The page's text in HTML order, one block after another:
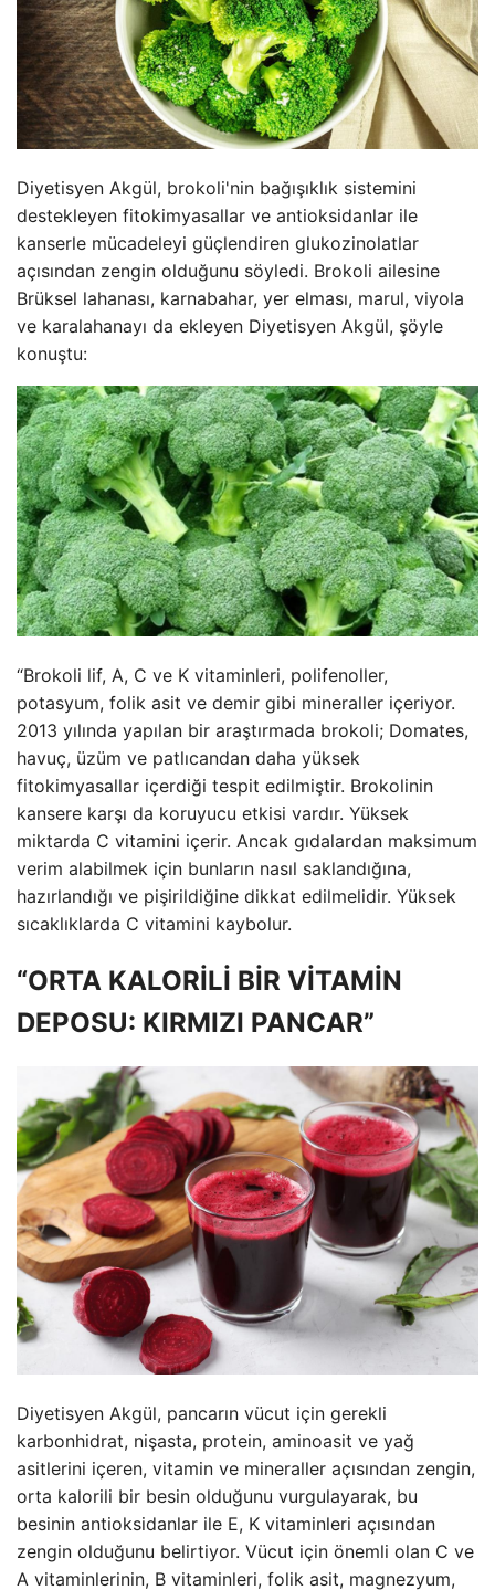
Diyetisyen Akgül, brokoli'nin bağışıklık sistemini
destekleyen fitokimyasallar ve antioksidanlar ile
kanserle mücadeleyi güçlendiren glukozinolatlar
açısından zengin olduğunu söyledi. Brokoli ailesine
Brüksel lahanası, karnabahar, yer elması, marul, viyola
ve karalahanayı da ekleyen Diyetisyen Akgül, şöyle
konuştu:
“Brokoli lif, A, C ve K vitaminleri, polifenoller,
potasyum, folik asit ve demir gibi mineraller içeriyor.
2013 yılında yapılan bir araştırmada brokoli; Domates,
havuç, üzüm ve patlıcandan daha yüksek
fitokimyasallar içerdiği tespit edilmiştir. Brokolinin
kansere karşı da koruyucu etkisi vardır. Yüksek
miktarda C vitamini içerir. Ancak gıdalardan maksimum
verim alabilmek için bunların nasıl saklandığına,
hazırlandığı ve pişirildiğine dikkat edilmelidir. Yüksek
sıcaklıklarda C vitamini kaybolur.
“ORTA KALORİLİ BİR VİTAMİN
DEPOSU: KIRMIZI PANCAR”
Diyetisyen Akgül, pancarın vücut için gerekli
karbonhidrat, nişasta, protein, aminoasit ve yağ
asitlerini içeren, vitamin ve mineraller açısından zengin,
orta kalorili bir besin olduğunu vurgulayarak, bu
besinin antioksidanlar ile E, K vitaminleri açısından
zengin olduğunu belirtiyor. Vücut için önemli olan C ve
A vitaminlerinin, B vitaminleri, folik asit, magnezyum,